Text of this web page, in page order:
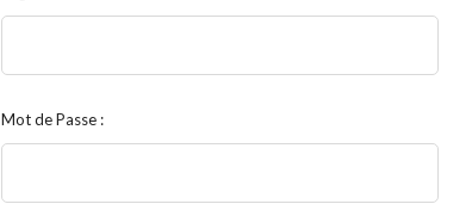
Mot de Passe :